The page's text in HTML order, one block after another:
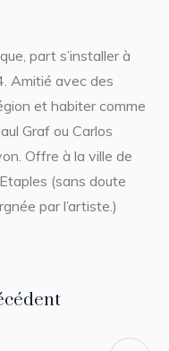
part s’installer à
Amitié avec des
et habiter comme
Graf ou Carlos
Offre à la ville de
(sans doute
par l’artiste.)